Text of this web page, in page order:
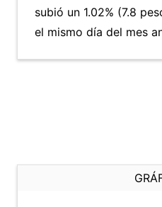
subió un 1.02% (7.8
el mismo día del mes